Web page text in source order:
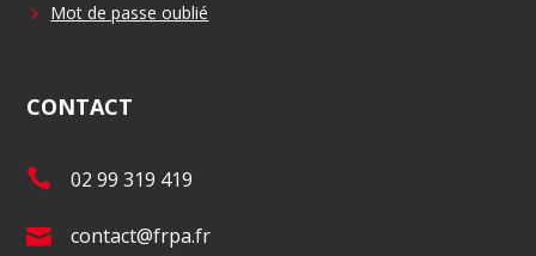
Mot de passe oublié
CONTACT
T
02 99 319 419
E
contact@frpa.fr